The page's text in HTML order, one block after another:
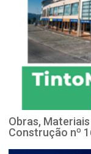
Obras,
Construção nº